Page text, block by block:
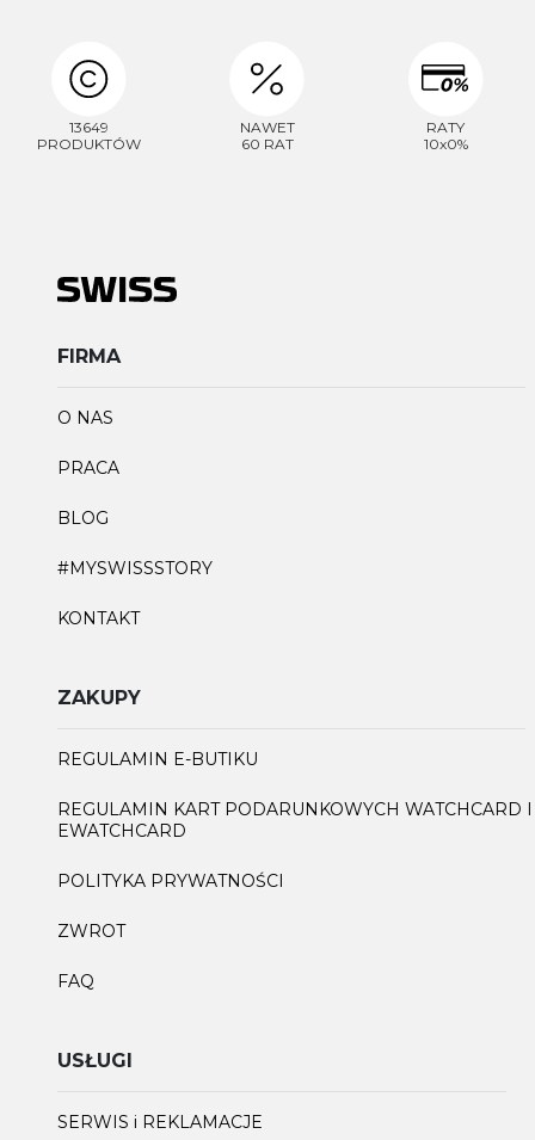
13649
PRODUKTÓW
NAWET
60 RAT
RATY
10x0%
FIRMA
O NAS
PRACA
BLOG
#MYSWISSSTORY
KONTAKT
ZAKUPY
REGULAMIN E-BUTIKU
REGULAMIN KART PODARUNKOWYCH WATCHCARD I
EWATCHCARD
POLITYKA PRYWATNOŚCI
ZWROT
FAQ
USŁUGI
SERWIS i REKLAMACJE